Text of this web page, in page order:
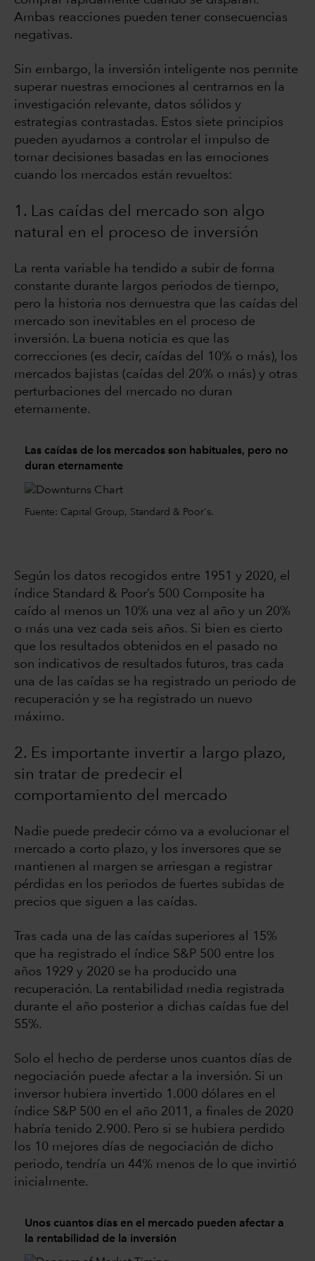
Ambas reacciones pueden tener consecuencias
negativas.
Sin embargo, la inversión inteligente nos permite
superar nuestras emociones al centrarnos en la
investigación relevante, datos sólidos y
estrategias contrastadas. Estos siete principios
pueden ayudarnos a controlar el impulso de
tomar decisiones basadas en las emociones
cuando los mercados están revueltos:
1. Las caídas del mercado son algo
natural en el proceso de inversión
La renta variable ha tendido a subir de forma
constante durante largos periodos de tiempo,
pero la historia nos demuestra que las caídas del
mercado son inevitables en el proceso de
inversión. La buena noticia es que las
correcciones (es decir, caídas del 10% o más), los
mercados bajistas (caídas del 20% o más) y otras
perturbaciones del mercado no duran
eternamente.
Las caídas de los mercados son habituales, pero no
duran eternamente
Fuente: Capital Group, Standard & Poor's.
Según los datos recogidos entre 1951 y 2020, el
índice Standard & Poor’s 500 Composite ha
caído al menos un 10% una vez al año y un 20%
o más una vez cada seis años. Si bien es cierto
que los resultados obtenidos en el pasado no
son indicativos de resultados futuros, tras cada
una de las caídas se ha registrado un periodo de
recuperación y se ha registrado un nuevo
máximo.
2. Es importante invertir a largo plazo,
sin tratar de predecir el
comportamiento del mercado
Nadie puede predecir cómo va a evolucionar el
mercado a corto plazo, y los inversores que se
mantienen al margen se arriesgan a registrar
pérdidas en los periodos de fuertes subidas de
precios que siguen a las caídas.
Tras cada una de las caídas superiores al 15%
que ha registrado el índice S&P 500 entre los
años 1929 y 2020 se ha producido una
recuperación. La rentabilidad media registrada
durante el año posterior a dichas caídas fue del
55%.
Solo el hecho de perderse unos cuantos días de
negociación puede afectar a la inversión. Si un
inversor hubiera invertido 1.000 dólares en el
índice S&P 500 en el año 2011, a finales de 2020
habría tenido 2.900. Pero si se hubiera perdido
los 10 mejores días de negociación de dicho
periodo, tendría un 44% menos de lo que invirtió
inicialmente.
Unos cuantos días en el mercado pueden afectar a
la rentabilidad de la inversión